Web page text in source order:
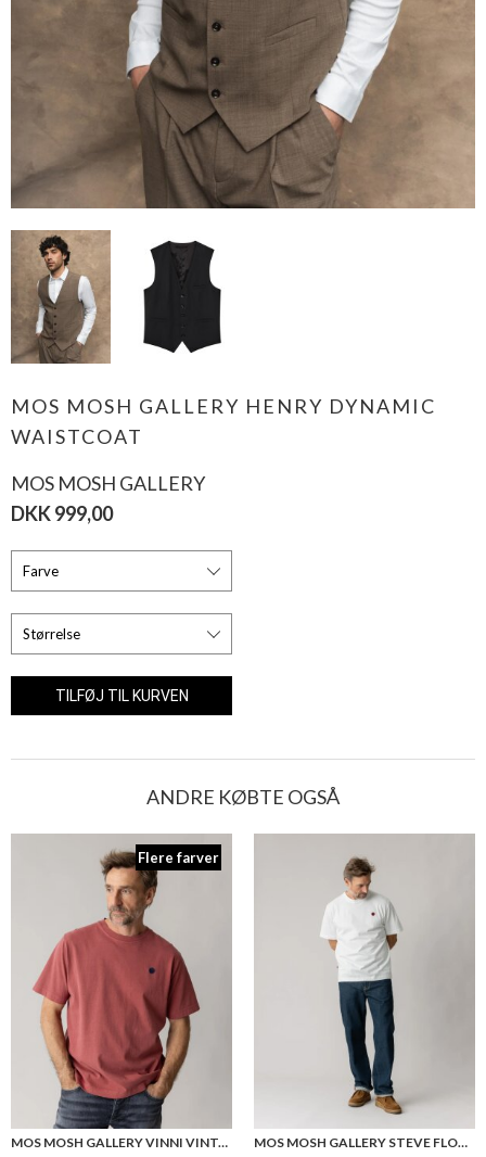
MOS MOSH GALLERY HENRY DYNAMIC
WAISTCOAT
MOS MOSH GALLERY
DKK 999,00
ANDRE KØBTE OGSÅ
Flere farver
MOS MOSH GALLERY VINNI VINTAGE O-SS TEE MOS MOSH GALLERY STEVE FLORENCE JEANS